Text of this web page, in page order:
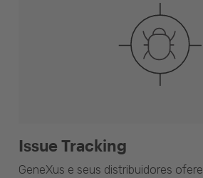
Issue Tracking
GeneXus e seus distribuidores